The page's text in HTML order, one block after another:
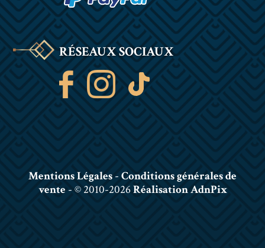
RÉSEAUX SOCIAUX
Mentions Légales - Conditions générales de
vente - © 2010-2026Réalisation AdnPix